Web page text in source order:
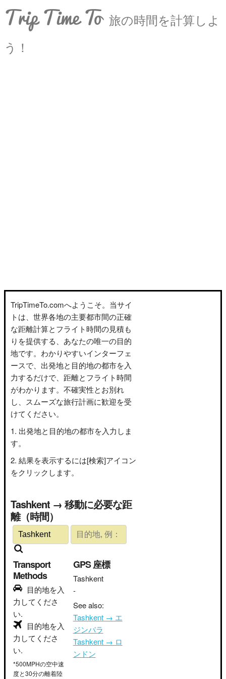
Trip Time To 旅の時間を計算しよ
う！
TripTimeTo.comへようこそ。当サイ
トは、世界各地の主要都市間の正確
な距離計算とフライト時間の見積も
りを提供する、あなたの唯一の目的
地です。わかりやすいインターフェ
ースで、出発地と目的地の都市を入
力するだけで、距離とフライト時間
がわかります。不確実性とお別れ
し、スムーズな旅行計画に歓迎を受
けてください。
出発地と目的地の都市を入力しま
す。
結果を表示するには[検索]アイコン
をクリックします。
Tashkent → 移動に必要な距
離（時間）
Transport
Methods
目的地を入
力してくださ
い.
目的地を入
力してくださ
い.
*500MPHの空中速
度と30分の離着陸
GPS 座標
Tashkent
-
See also:
Tashkent → エ
ジンバラ
Tashkent → ロ
ンドン